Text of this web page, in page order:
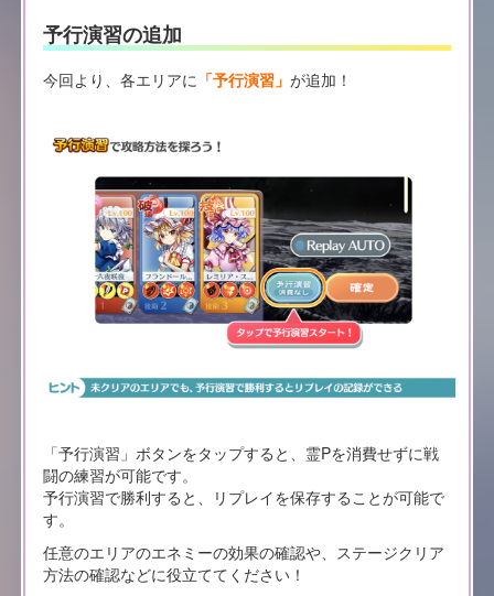
予行演習の追加
今回より、各エリアに 「予行演習」 が追加！
「予行演習」ボタンをタップすると、霊Pを消費せずに戦
闘の練習が可能です。
予行演習で勝利すると、リプレイを保存することが可能で
す。
任意のエリアのエネミーの効果の確認や、ステージクリア
方法の確認などに役立ててください！